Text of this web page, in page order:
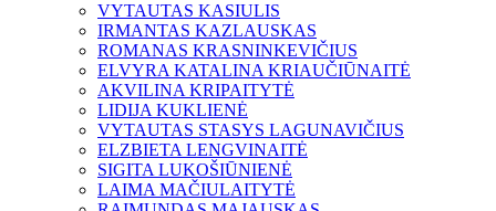
VYTAUTAS KASIULIS
IRMANTAS KAZLAUSKAS
ROMANAS KRASNINKEVIČIUS
ELVYRA KATALINA KRIAUČIŪNAITĖ
AKVILINA KRIPAITYTĖ
LIDIJA KUKLIENĖ
VYTAUTAS STASYS LAGUNAVIČIUS
ELZBIETA LENGVINAITĖ
SIGITA LUKOŠIŪNIENĖ
LAIMA MAČIULAITYTĖ